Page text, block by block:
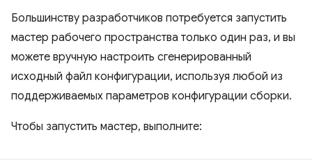
Большинству разработчиков потребуется запустить
мастер рабочего пространства только один раз, и вы
можете вручную настроить сгенерированный
исходный файл конфигурации, используя любой из
поддерживаемых параметров конфигурации сборки.
Чтобы запустить мастер, выполните: